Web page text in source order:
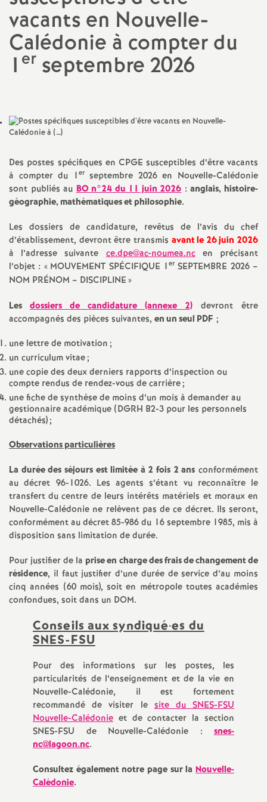
a
t
o
a
d
e
s
E
n
s
e
g
n
m
n
t
s
d
e
vacants en Nouvelle-
Calédonie à compter du
1 er septembre 2026
Des postes spécifiques en CPGE susceptibles d’être vacants
à compter du 1erseptembre 2026 en Nouvelle-Calédonie
sont publiés auBO n°24 du 11 juin 2026:anglais, histoire-
géographie, mathématiques et philosophie.
Les dossiers de candidature, revêtus de l’avis du chef
d’établissement, devront être transmis avant le 26 juin 2026
à l’adresse suivantece.dpe@ac-noumea.ncen précisant
l’objet : « MOUVEMENT SPÉCIFIQUE 1erSEPTEMBRE 2026 –
NOM PRÉNOM – DISCIPLINE»
Les dossiers de candidature (annexe 2) devront être
accompagnés des pièces suivantes, en un seul PDF ;
une lettre de motivation;
un curriculum vitae;
une copie des deux derniers rapports d’inspection ou
compte rendus de rendez-vous de carrière;
une fiche de synthèse de moins d’un mois à demander au
gestionnaire académique (DGRH B2-3 pour les personnels
détachés);
Observations particulières
La durée des séjours est limitée à 2 fois 2 ans conformément
au décret 96-1026. Les agents s’étant vu reconnaître le
transfert du centre de leurs intérêts matériels et moraux en
Nouvelle-Calédonie ne relèvent pas de ce décret. Ils seront,
conformément au décret 85-986 du 16 septembre 1985, mis à
disposition sans limitation de durée.
Pour justifier de laprise en charge des frais de changement de
résidence, il faut justifier d’une durée de service d’au moins
cinq années (60 mois), soit en métropole toutes académies
confondues, soit dans un DOM.
Conseils aux syndiqué·es du
SNES-FSU
Pour des informations sur les postes, les
particularités de l’enseignement et de la vie en
Nouvelle-Calédonie, il est fortement
recommandé de visiter lesite du SNES-FSU
Nouvelle-Calédonie et de contacter la section
SNES-FSU de Nouvelle-Calédonie : snes-
nc@lagoon.nc.
Consultez également notre page sur la Nouvelle-
Calédonie.